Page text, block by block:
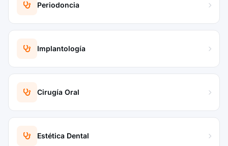
Periodoncia
Implantología
Cirugía Oral
Estética Dental